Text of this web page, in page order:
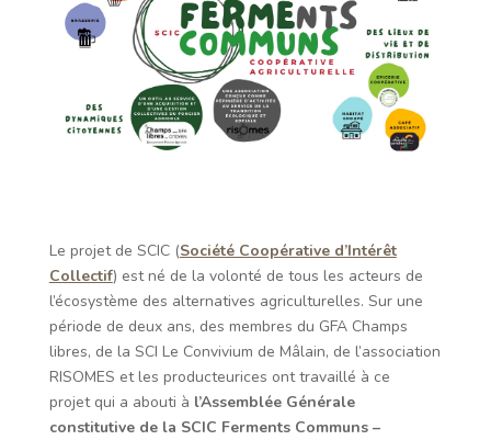
Le projet de SCIC (Société Coopérative d’Intérêt
Collectif) est né de la volonté de tous les acteurs de
l’écosystème des alternatives agriculturelles. Sur une
période de deux ans, des membres du GFA Champs
libres, de la SCI Le Convivium de Mâlain, de l’association
RISOMES et les producteurices ont travaillé à ce
projet qui a abouti à l’Assemblée Générale
constitutive de la SCIC Ferments Communs –